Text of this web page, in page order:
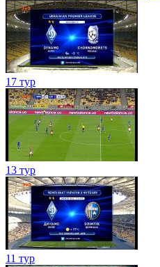
17 тур
13 тур
11 тур